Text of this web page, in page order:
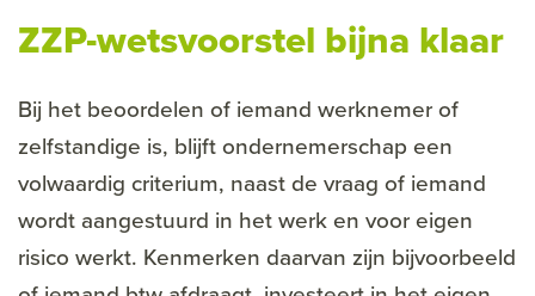
ZZP-wetsvoorstel bijna klaar
Bij het beoordelen of iemand werknemer of
zelfstandige is, blijft ondernemerschap een
volwaardig criterium, naast de vraag of iemand
wordt aangestuurd in het werk en voor eigen
risico werkt. Kenmerken daarvan zijn bijvoorbeeld